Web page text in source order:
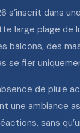
s’inscrit dans
large plage
balcons, des
se fier
de pluie
une ambiance
sans